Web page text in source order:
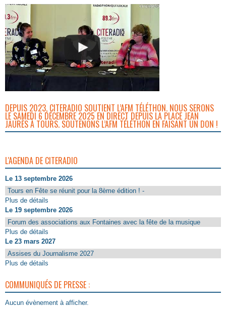
DEPUIS 2023, CITERADIO SOUTIENT L’AFM TÉLÉTHON. NOUS SERONS
LE SAMEDI 6 DÉCEMBRE 2025 EN DIRECT DEPUIS LA PLACE JEAN
JAURÈS À TOURS. SOUTENONS L’AFM TÉLÉTHON EN FAISANT UN DON !
L'AGENDA DE CITERADIO
Le 13 septembre 2026
Tours en Fête se réunit pour la 8ème édition ! -
Plus de détails
Le 19 septembre 2026
Forum des associations aux Fontaines avec la fête de la musique
Plus de détails
Le 23 mars 2027
Assises du Journalisme 2027
Plus de détails
COMMUNIQUÉS DE PRESSE :
Aucun évènement à afficher.